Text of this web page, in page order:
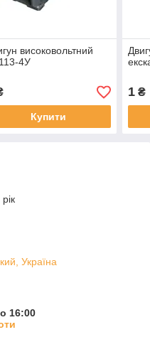
високовольтний
4У
Купити
1 ₴
Україна
16:00